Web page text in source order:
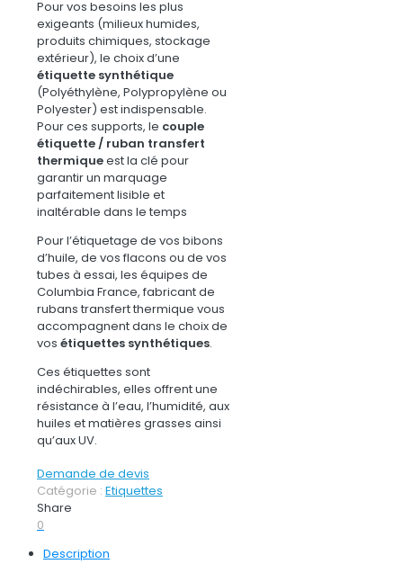
Pour vos besoins les plus
exigeants (milieux humides,
produits chimiques, stockage
extérieur), le choix d’une
étiquette synthétique
(Polyéthylène, Polypropylène ou
Polyester) est indispensable.
Pour ces supports, le couple
étiquette / ruban transfert
thermiqueest la clé pour
garantir un marquage
parfaitement lisible et
inaltérable dans le temps
Pour l’étiquetage de vos bibons
d’huile, de vos flacons ou de vos
tubes à essai, les équipes de
Columbia France, fabricant de
rubans transfert thermique vous
accompagnent dans le choix de
vos étiquettes synthétiques.
Ces étiquettes sont
indéchirables, elles offrent une
résistance à l’eau, l’humidité, aux
huiles et matières grasses ainsi
qu’aux UV.
Demande de devis
Catégorie : Etiquettes
Share
0
Description